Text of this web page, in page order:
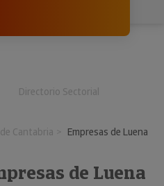
Directorio Sectorial
Cantabria Empresas de Luena
de Luena